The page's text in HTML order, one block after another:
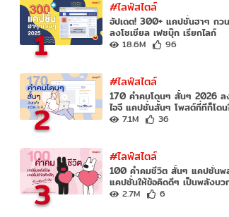
1
#ไลฟ์สไตล์
อัปเดต! 300+ แคปชั่นฮาๆ กว
ลงโซเชียล เฟซบุ๊ก เรียกไลก์
18.6M 96
2
#ไลฟ์สไตล์
170 คำคมโดนๆ สั้นๆ 2026 ล
ไอจี แคปชั่นสั้นๆ โพสต์กี่ทีก็โดน
7.1M 36
3
#ไลฟ์สไตล์
100 คำคมชีวิต สั้นๆ แคปชั่นพ
แคปชั่นให้ข้อคิดดีๆ เป็นพลังบว
2.7M 6